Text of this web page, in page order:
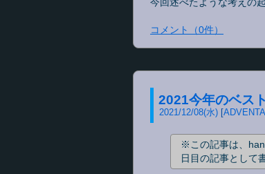
コメント （0件）
2021今年のベス
2021 /12/08(水)
※この記事は、
日目の記事として